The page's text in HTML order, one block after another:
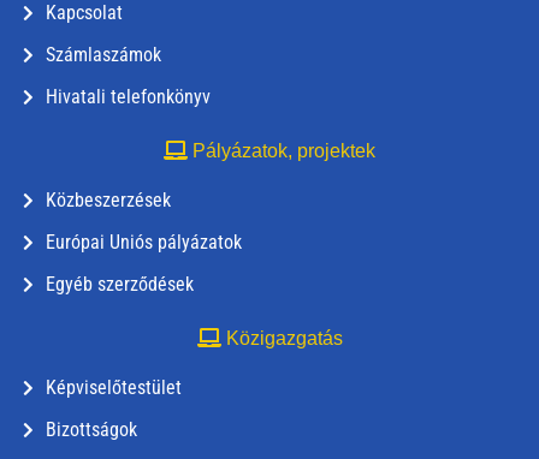
Kapcsolat
Számlaszámok
Hivatali telefonkönyv
Pályázatok, projektek
Közbeszerzések
Európai Uniós pályázatok
Egyéb szerződések
Közigazgatás
Képviselőtestület
Bizottságok